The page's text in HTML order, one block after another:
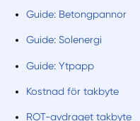
Guide: Betongpannor
Guide: Solenergi
Guide: Ytpapp
Kostnad för takbyte
ROT-avdraget takbyte